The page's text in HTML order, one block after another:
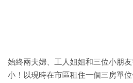
始終兩夫婦、工人姐姐和三位小朋
小！以現時在市區租住一個三房單